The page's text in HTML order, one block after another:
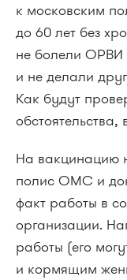
к московским
до 60 лет без
не болели ОРВИ
и не делали
Как будут
На вакцинацию
полис ОМС и
факт работы в
организации.
работы (его
и кормящим